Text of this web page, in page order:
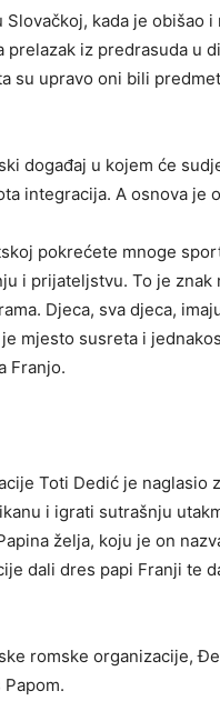
kada je obišao
prelazak iz predrasuda u
su upravo oni bili
događaj u kojem će
integracija. A osnova je
pokrećete mnoge
i prijateljstvu. To je
Djeca, sva djeca,
mjesto susreta i
Franjo.
Toti Dedić je naglasio
i igrati sutrašnju
želja, koju je on
dali dres papi Franji te
romske organizacije,